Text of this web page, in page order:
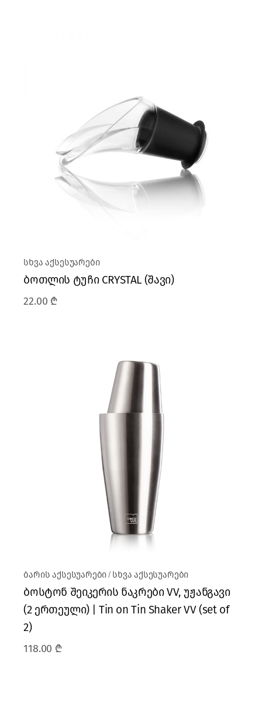
სხვა აქსესუარები
ბოთლის ტუჩი CRYSTAL (შავი)
22.00 ₾
ბარის აქსესუარები სხვა აქსესუარები
ბოსტონ შეიკერის ნაკრები VV, უჟანგავი
(2 ერთეული) | Tin on Tin Shaker VV (set of
2)
118.00 ₾